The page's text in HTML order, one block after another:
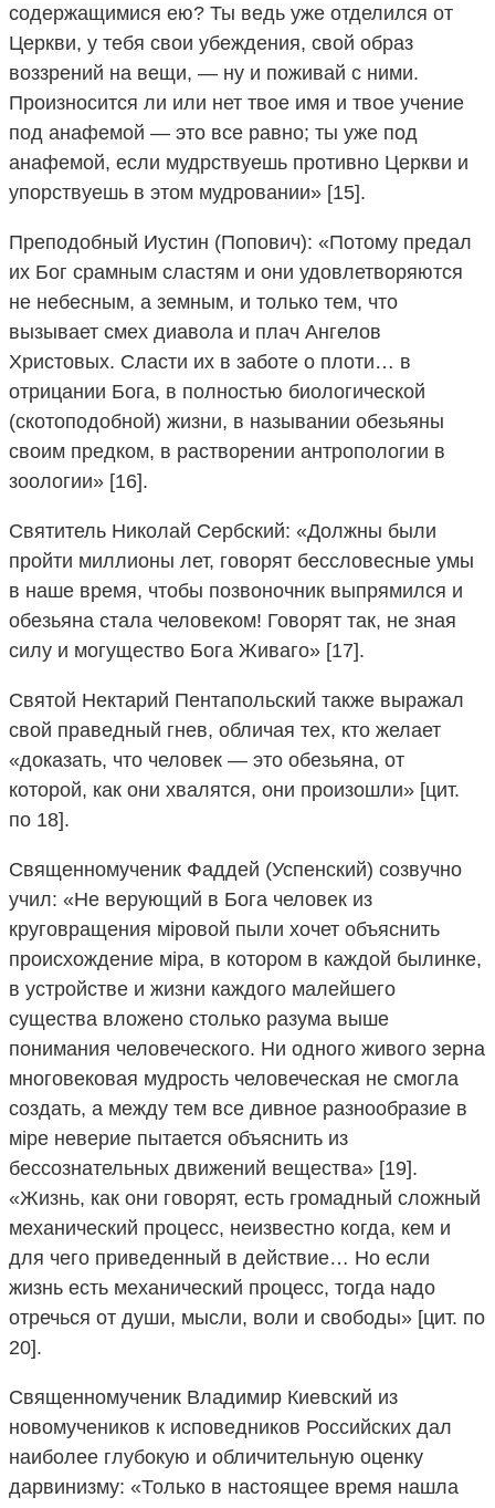
содержащимися ею? Ты ведь уже отделился от
Церкви, у тебя свои убеждения, свой образ
воззрений на вещи, — ну и поживай с ними.
Произносится ли или нет твое имя и твое учение
под анафемой — это все равно; ты уже под
анафемой, если мудрствуешь противно Церкви и
упорствуешь в этом мудровании» [15].
Преподобный Иустин (Попович): «Потому предал
их Бог срамным сластям и они удовлетворяются
не небесным, а земным, и только тем, что
вызывает смех диавола и плач Ангелов
Христовых. Сласти их в заботе о плоти… в
отрицании Бога, в полностью биологической
(скотоподобной) жизни, в назывании обезьяны
своим предком, в растворении антропологии в
зоологии» [16].
Святитель Николай Сербский: «Должны были
пройти миллионы лет, говорят бессловесные умы
в наше время, чтобы позвоночник выпрямился и
обезьяна стала человеком! Говорят так, не зная
силу и могущество Бога Живаго» [17].
Святой Нектарий Пентапольский также выражал
свой праведный гнев, обличая тех, кто желает
«доказать, что человек — это обезьяна, от
которой, как они хвалятся, они произошли» [цит.
по 18].
Священномученик Фаддей (Успенский) созвучно
учил: «Не верующий в Бога человек из
круговращения мiровой пыли хочет объяснить
происхождение мiрa, в котором в каждой былинке,
в устройстве и жизни каждого малейшего
существа вложено столько разума выше
понимания человеческого. Ни одного живого зерна
многовековая мудрость человеческая не смогла
создать, а между тем все дивное разнообразие в
мiрe неверие пытается объяснить из
бессознательных движений вещества» [19].
«Жизнь, как они говорят, есть громадный сложный
механический процесс, неизвестно когда, кем и
для чего приведенный в действие… Но если
жизнь есть механический процесс, тогда надо
отречься от души, мысли, воли и свободы» [цит. по
20].
Священномученик Владимир Киевский из
новомучеников к исповедников Российских дал
наиболее глубокую и обличительную оценку
дарвинизму: «Только в настоящее время нашла